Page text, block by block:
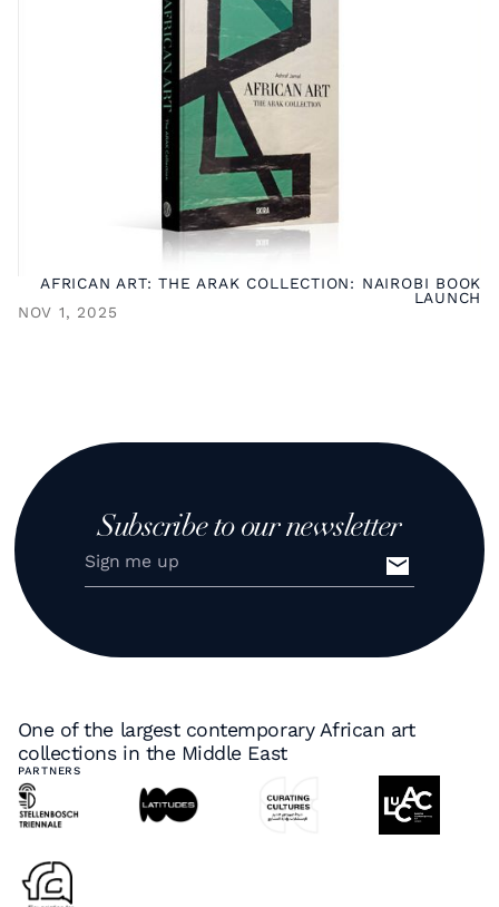
AFRICAN ART: THE ARAK COLLECTION: NAIROBI BOOK
LAUNCH
NOV 1, 2025
Subscribe to our newsletter
One of the largest contemporary African art
collections in the Middle East
PARTNERS